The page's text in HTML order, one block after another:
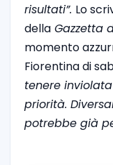
risultati”. Lo
della Gazzetta
momento
Fiorentina di
tenere
priorità.
potrebbe già